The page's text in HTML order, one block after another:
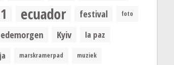
ecuador festival foto
Kyiv la paz
marskramerpad muziek